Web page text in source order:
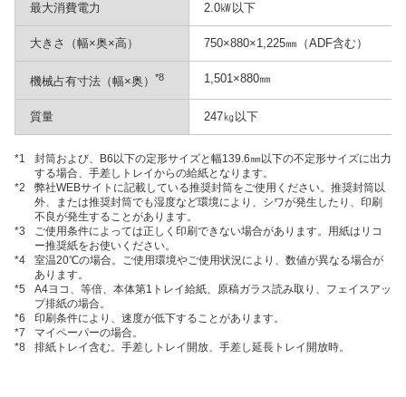
最大消費電力 2.0㎾以下
大きさ（幅×奥×高） 750×880×1,225㎜（ADF含む）
機械占有寸法（幅×奥） *8 1,501×880㎜
質量 247㎏以下
*1
封筒および、B6以下の定形サイズと幅139.6㎜以下の不定形サイズに出力
する場合、手差しトレイからの給紙となります。
*2
弊社WEBサイトに記載している推奨封筒をご使用ください。推奨封筒以
外、または推奨封筒でも湿度など環境により、シワが発生したり、印刷
不良が発生することがあります。
*3
ご使用条件によっては正しく印刷できない場合があります。用紙はリコ
ー推奨紙をお使いください。
*4
室温20℃の場合。ご使用環境やご使用状況により、数値が異なる場合が
あります。
*5
A4ヨコ、等倍、本体第1トレイ給紙、原稿ガラス読み取り、フェイスアッ
プ排紙の場合。
*6
印刷条件により、速度が低下することがあります。
*7
マイペーパーの場合。
*8
排紙トレイ含む。手差しトレイ開放、手差し延長トレイ開放時。